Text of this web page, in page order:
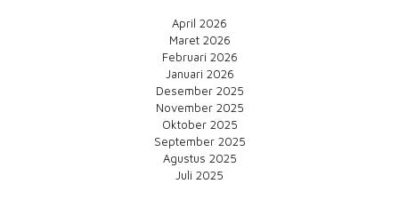
April 2026
Maret 2026
Februari 2026
Januari 2026
Desember 2025
November 2025
Oktober 2025
September 2025
Agustus 2025
Juli 2025